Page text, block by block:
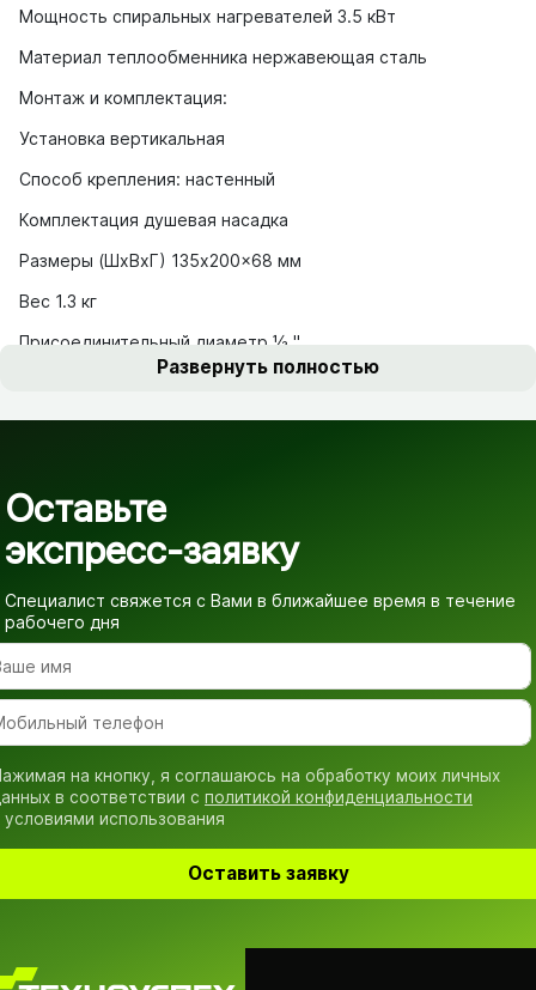
Мощность спиральных нагревателей 3.5 кВт
Материал теплообменника нержавеющая сталь
Монтаж и комплектация:
Установка вертикальная
Способ крепления: настенный
Комплектация душевая насадка
Размеры (ШхВхГ) 135x200x68 мм
Вес 1.3 кг
Присоединительный диаметр ½ "
Развернуть полностью
Оставьте
экспресс-заявку
Специалист свяжется с Вами в ближайшее время в течение
рабочего дня
на кнопку, я соглашаюсь на обработку моих личных
в соответствии с политикой конфиденциальности
условиями использования
Оставить заявку